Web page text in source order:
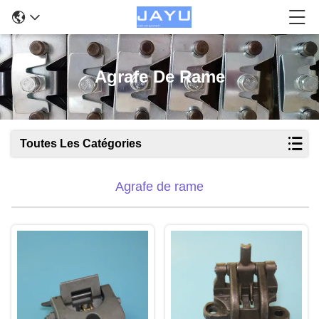
Agrafe De Rame
Toutes Les Catégories
Agrafe de rame